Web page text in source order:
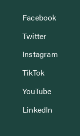
Facebook
Twitter
Instagram
TikTok
YouTube
LinkedIn